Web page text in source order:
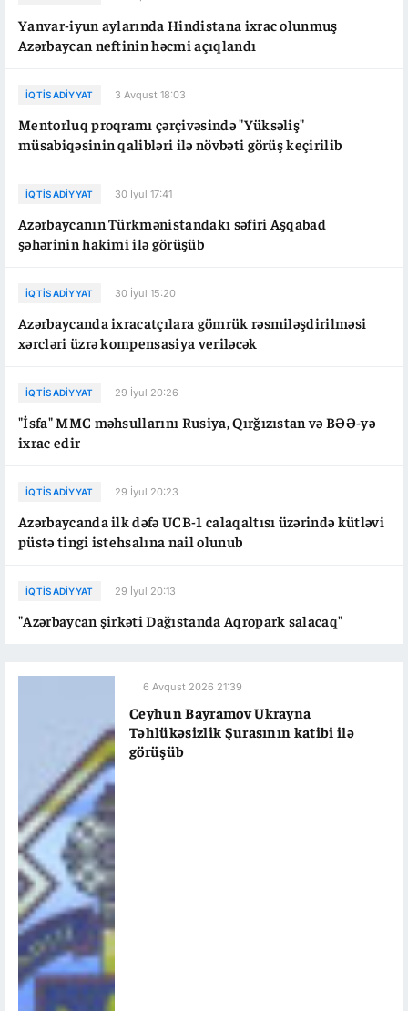
Yanvar-iyun aylarında Hindistana ixrac olunmuş
Azərbaycan neftinin həcmi açıqlandı
İQTISADIYYAT 3 Avqust 18:03
Mentorluq proqramı çərçivəsində "Yüksəliş"
müsabiqəsinin qalibləri ilə növbəti görüş keçirilib
İQTISADIYYAT 30 İyul 17:41
Azərbaycanın Türkmənistandakı səfiri Aşqabad
şəhərinin hakimi ilə görüşüb
İQTISADIYYAT 30 İyul 15:20
Azərbaycanda ixracatçılara gömrük rəsmiləşdirilməsi
xərcləri üzrə kompensasiya veriləcək
İQTISADIYYAT 29 İyul 20:26
"İsfa" MMC məhsullarını Rusiya, Qırğızıstan və BƏƏ-yə
ixrac edir
İQTISADIYYAT 29 İyul 20:23
Azərbaycanda ilk dəfə UCB-1 calaqaltısı üzərində kütləvi
püstə tingi istehsalına nail olunub
İQTISADIYYAT 29 İyul 20:13
"Azərbaycan şirkəti Dağıstanda Aqropark salacaq"
6 Avqust 2026 21:39
Ceyhun Bayramov Ukrayna
Təhlükəsizlik Şurasının katibi ilə
görüşüb